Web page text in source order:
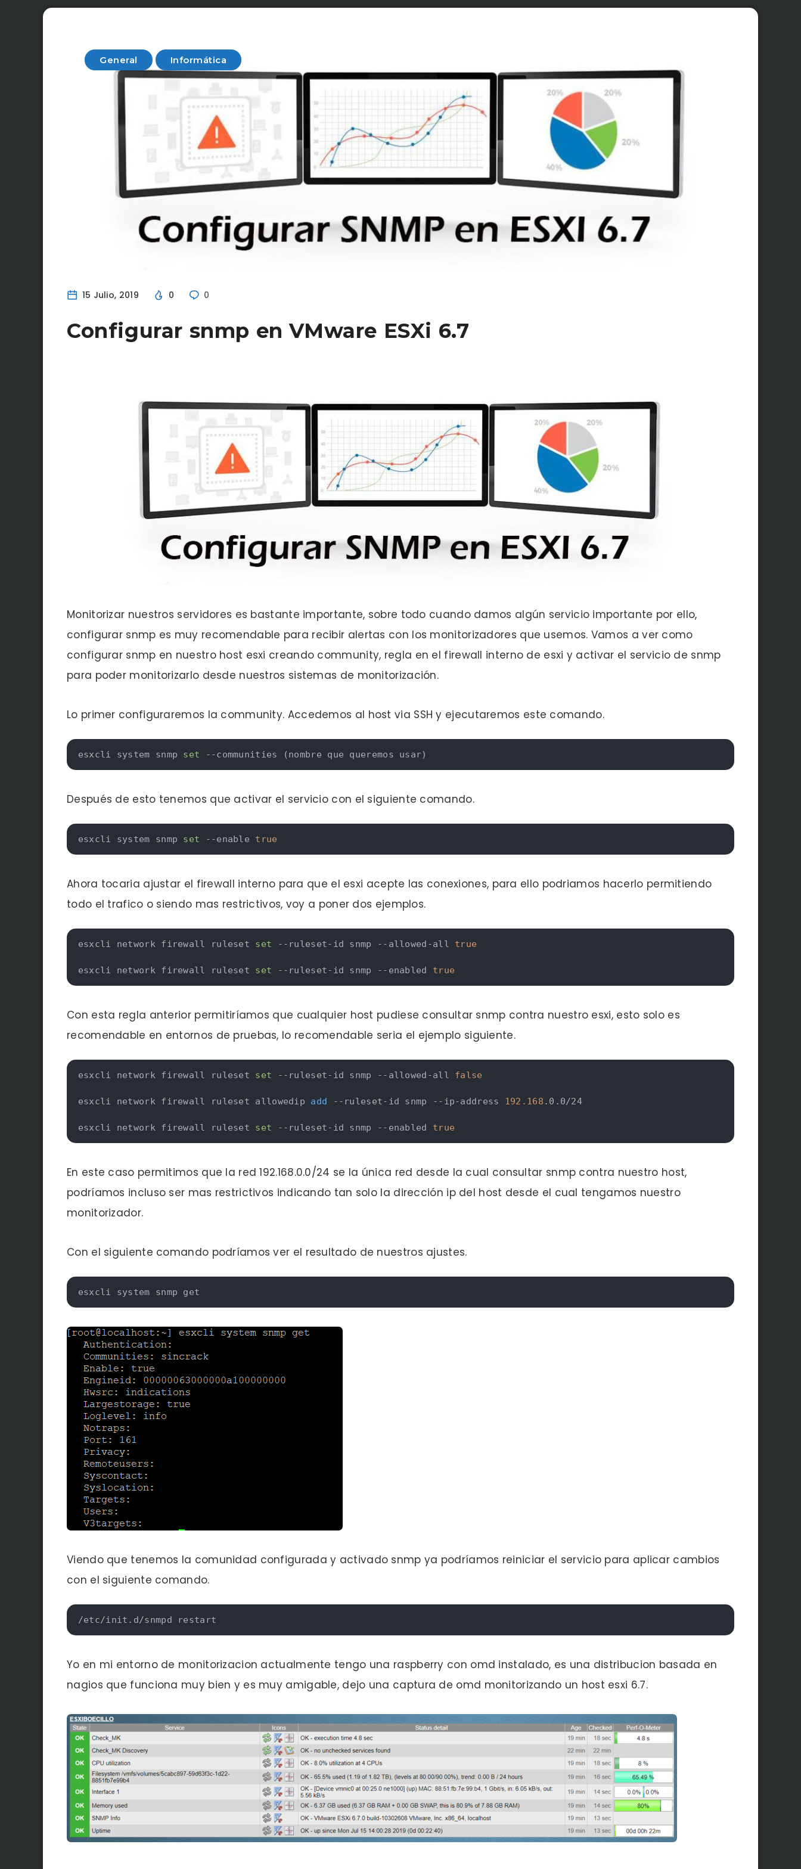
General Informática
15 Julio, 2019 0 0
Configurar snmp en VMware ESXi 6.7
Monitorizar nuestros servidores es bastante importante, sobre todo cuando damos algún servicio importante por ello,
configurar snmp es muy recomendable para recibir alertas con los monitorizadores que usemos. Vamos a ver como
configurar snmp en nuestro host esxi creando community, regla en el firewall interno de esxi y activar el servicio de snmp
para poder monitorizarlo desde nuestros sistemas de monitorización.
Lo primer configuraremos la community. Accedemos al host via SSH y ejecutaremos este comando.
esxcli system snmp set --communities (nombre que queremos usar)
Después de esto tenemos que activar el servicio con el siguiente comando.
esxcli system snmp set --enable true
Ahora tocaria ajustar el firewall interno para que el esxi acepte las conexiones, para ello podriamos hacerlo permitiendo
todo el trafico o siendo mas restrictivos, voy a poner dos ejemplos.
esxcli network firewall ruleset set --ruleset-id snmp --allowed-all true
esxcli network firewall ruleset set --ruleset-id snmp --enabled true
Con esta regla anterior permitiríamos que cualquier host pudiese consultar snmp contra nuestro esxi, esto solo es
recomendable en entornos de pruebas, lo recomendable seria el ejemplo siguiente.
esxcli network firewall ruleset set --ruleset-id snmp --allowed-all false
esxcli network firewall ruleset allowedip add --ruleset-id snmp --ip-address 192.168 .0.0/24
esxcli network firewall ruleset set --ruleset-id snmp --enabled true
En este caso permitimos que la red 192.168.0.0/24 se la única red desde la cual consultar snmp contra nuestro host,
podríamos incluso ser mas restrictivos indicando tan solo la dirección ip del host desde el cual tengamos nuestro
monitorizador.
Con el siguiente comando podríamos ver el resultado de nuestros ajustes.
esxcli system snmp get
Viendo que tenemos la comunidad configurada y activado snmp ya podríamos reiniciar el servicio para aplicar cambios
con el siguiente comando.
/etc/init.d/snmpd restart
Yo en mi entorno de monitorizacion actualmente tengo una raspberry con omd instalado, es una distribucion basada en
nagios que funciona muy bien y es muy amigable, dejo una captura de omd monitorizando un host esxi 6.7.